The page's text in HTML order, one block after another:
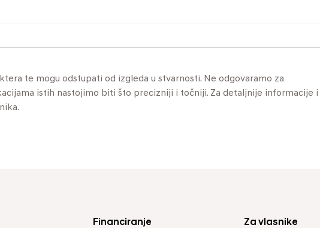
te mogu odstupati od izgleda u stvarnosti. Ne odgovaramo za
istih nastojimo biti što precizniji i točniji. Za detaljnije informacije i
Financiranje Za vlasnike